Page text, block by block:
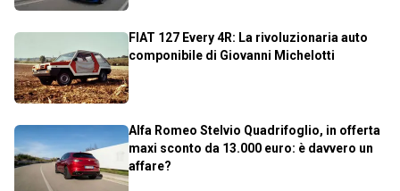
FIAT 127 Every 4R: La rivoluzionaria auto
componibile di Giovanni Michelotti
Alfa Romeo Stelvio Quadrifoglio, in offerta
maxi sconto da 13.000 euro: è davvero un
affare?